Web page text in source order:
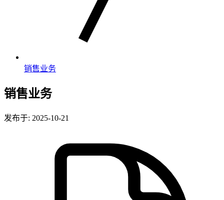
销售业务
销售业务
发布于: 2025-10-21